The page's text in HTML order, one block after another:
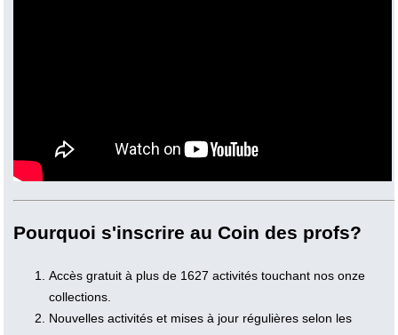
Pourquoi s'inscrire au Coin des profs?
Accès gratuit à plus de 1627 activités touchant nos onze
collections.
Nouvelles activités et mises à jour régulières selon les